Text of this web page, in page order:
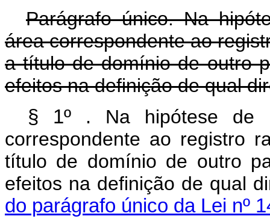
Parágrafo único. Na
área correspondente ao
a título de domínio de outro
efeitos na definição de qual
§ 1º . Na hipótese de
correspondente ao registro
título de domínio de outro
efeitos na definição de
do parágrafo único da Lei nº